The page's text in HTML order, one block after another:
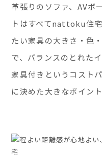
革張りのソファ、AVボ
トはすべてnattoku住
たい家具の大きさ・色
で、バランスのとれた
家具付きというコスト
に決めた大きなポイン